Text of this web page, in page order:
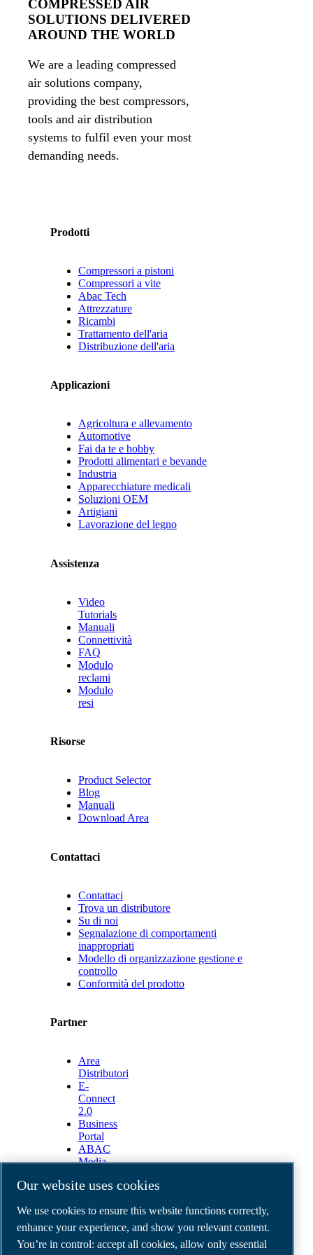
COMPRESSED AIR
SOLUTIONS DELIVERED
AROUND THE WORLD
We are a leading compressed
air solutions company,
providing the best compressors,
tools and air distribution
systems to fulfil even your most
demanding needs.
Prodotti
Compressori a pistoni
Compressori a vite
Abac Tech
Attrezzature
Ricambi
Trattamento dell'aria
Distribuzione dell'aria
Applicazioni
Agricoltura e allevamento
Automotive
Fai da te e hobby
Prodotti alimentari e bevande
Industria
Apparecchiature medicali
Soluzioni OEM
Artigiani
Lavorazione del legno
Assistenza
Video
Tutorials
Manuali
Connettività
FAQ
Modulo
reclami
Modulo
resi
Risorse
Product Selector
Blog
Manuali
Download Area
Contattaci
Contattaci
Trova un distributore
Su di noi
Segnalazione di comportamenti
inappropriati
Modello di organizzazione gestione e
controllo
Conformità del prodotto
Partner
Area
Distributori
E-
Connect
2.0
Business
Portal
ABAC
Media
Legal & Privacy Notices
Order return form
Order claim form
Our website uses cookies
We use cookies to ensure this website functions correctly,
enhance your experience, and show you relevant content.
You’re in control: accept all cookies, allow only essential